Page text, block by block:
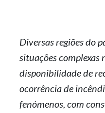
Diversas regiões do
situações complexas
disponibilidade de
ocorrência de
fenómenos, com